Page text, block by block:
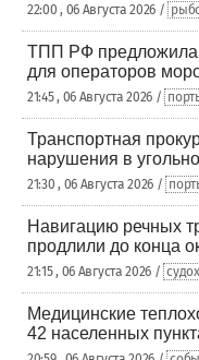
22:00 , 06 Августа 2026 /
ТПП РФ предложила
для операторов
21:45 , 06 Августа 2026 /
Транспортная
нарушения в
21:30 , 06 Августа 2026 /
Навигацию речных
продлили до конца
21:15 , 06 Августа 2026 /
Медицинские
42 населенных